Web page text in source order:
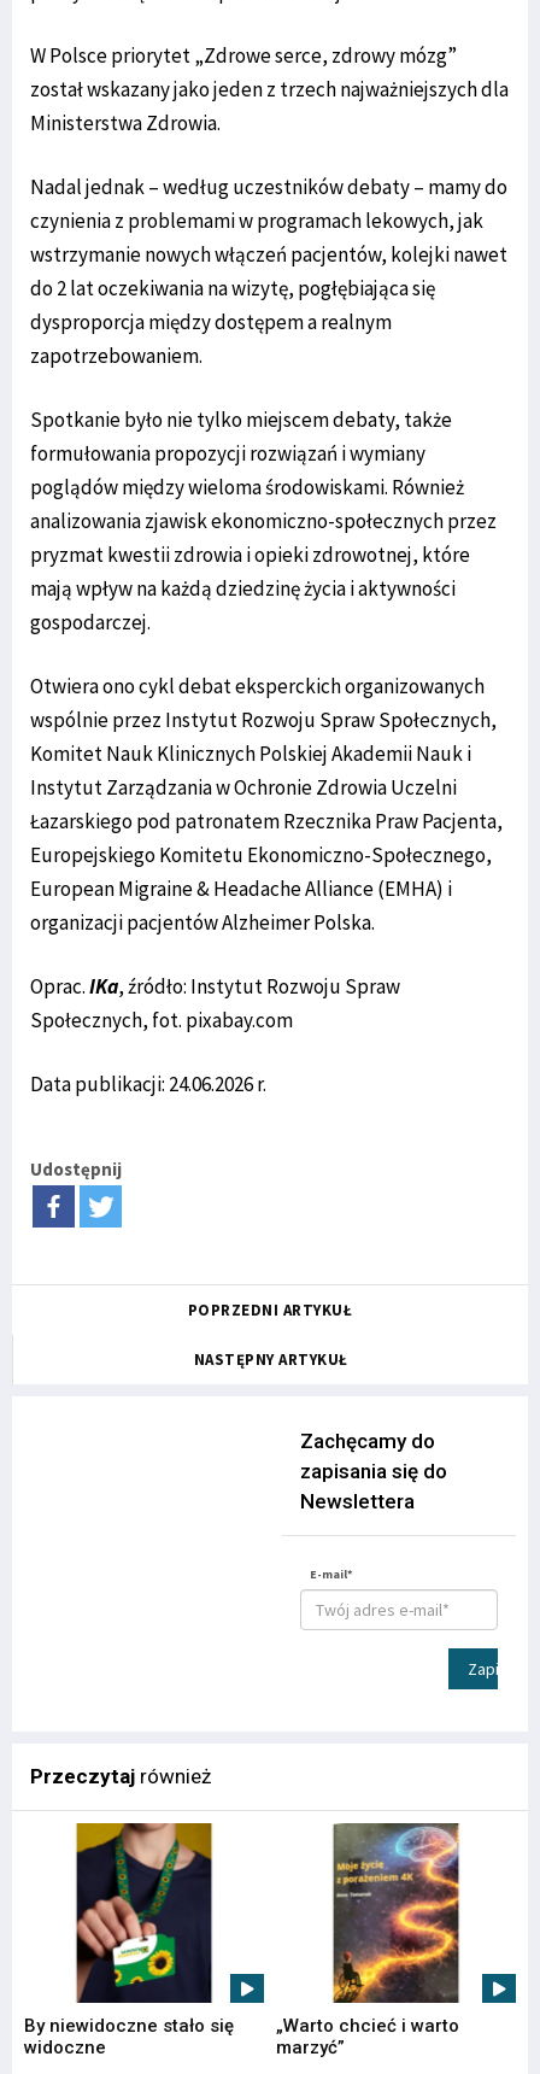
W Polsce priorytet „Zdrowe serce, zdrowy mózg”
został wskazany jako jeden z trzech najważniejszych dla
Ministerstwa Zdrowia.
Nadal jednak – według uczestników debaty – mamy do
czynienia z problemami w programach lekowych, jak
wstrzymanie nowych włączeń pacjentów, kolejki nawet
do 2 lat oczekiwania na wizytę, pogłębiająca się
dysproporcja między dostępem a realnym
zapotrzebowaniem.
Spotkanie było nie tylko miejscem debaty, także
formułowania propozycji rozwiązań i wymiany
poglądów między wieloma środowiskami. Również
analizowania zjawisk ekonomiczno-społecznych przez
pryzmat kwestii zdrowia i opieki zdrowotnej, które
mają wpływ na każdą dziedzinę życia i aktywności
gospodarczej.
Otwiera ono cykl debat eksperckich organizowanych
wspólnie przez Instytut Rozwoju Spraw Społecznych,
Komitet Nauk Klinicznych Polskiej Akademii Nauk i
Instytut Zarządzania w Ochronie Zdrowia Uczelni
Łazarskiego pod patronatem Rzecznika Praw Pacjenta,
Europejskiego Komitetu Ekonomiczno-Społecznego,
European Migraine & Headache Alliance (EMHA) i
organizacji pacjentów Alzheimer Polska.
Oprac.IKa, źródło: Instytut Rozwoju Spraw
Społecznych, fot. pixabay.com
Data publikacji: 24.06.2026 r.
Udostępnij
POPRZEDNI ARTYKUŁ
NASTĘPNY ARTYKUŁ
Zachęcamy do
zapisania się do
Newslettera
E-mail*
Zapisz
Przeczytaj również
By niewidoczne stało się
widoczne
„Warto chcieć i warto
marzyć”